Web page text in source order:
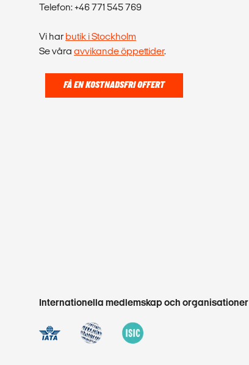
Telefon: +46 771 545 769
Vi har butik i Stockholm
Se våra avvikande öppettider.
FÅ EN KOSTNADSFRI OFFERT
Internationella medlemskap och organisationer